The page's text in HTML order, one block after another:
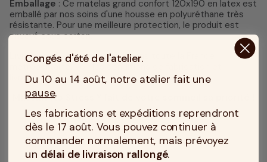
Emballage : Ce matelas grand confort 120x190 en latex est
emballé par nos soins d'une housse en polyuréthane très
résistante. Pour une meilleure protection, le produit est
envoyé sous carton.
Livraison: Livraison gratuite dans toute la France
métropolitaine.
livraison.
Matelas No Stress ® fait de votre sommeil sa priorité !
Congés d'été de l'atelier.
Du 10 au 14 août, notre atelier fait une
pause.
Les fabrications et expéditions reprendront
dès le 17 août. Vous pouvez continuer à
commander normalement, mais prévoyez
un délai de livraison rallongé.